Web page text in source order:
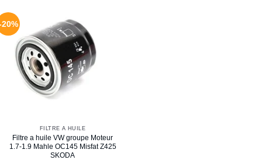
FILTRE À HUILE
Filtre a huile VW groupe Moteur
1.7-1.9 Mahle OC145 Misfat Z425
SKODA